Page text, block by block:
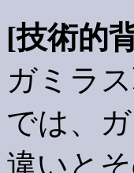
[技術的
ガミラ
では、
違いと